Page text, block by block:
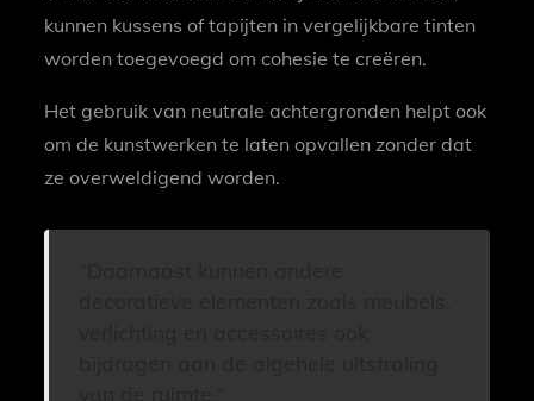
kunnen kussens of tapijten in vergelijkbare tinten
worden toegevoegd om cohesie te creëren.
Het gebruik van neutrale achtergronden helpt ook
om de kunstwerken te laten opvallen zonder dat
ze overweldigend worden.